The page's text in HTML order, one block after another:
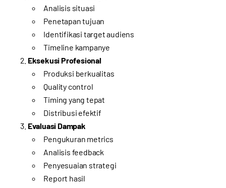
Analisis situasi
Penetapan tujuan
Identifikasi target audiens
Timeline kampanye
Eksekusi Profesional
Produksi berkualitas
Quality control
Timing yang tepat
Distribusi efektif
Evaluasi Dampak
Pengukuran metrics
Analisis feedback
Penyesuaian strategi
Report hasil